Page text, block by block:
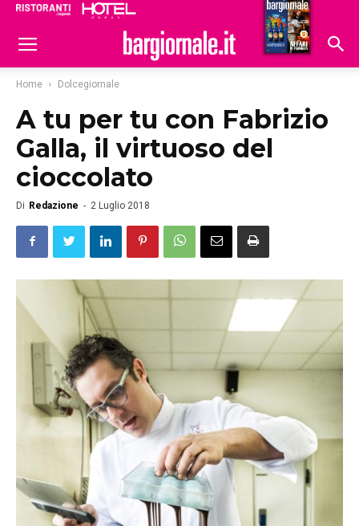
Hoteldomani
Home Dolcegiornale
A tu per tu con Fabrizio
Galla, il virtuoso del
cioccolato
Di Redazione - 2 Luglio 2018